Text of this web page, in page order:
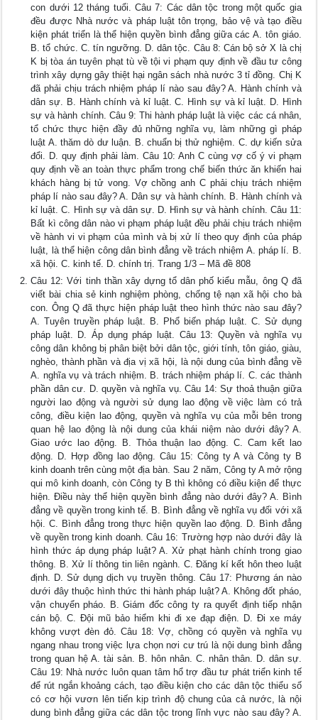
con dưới 12 tháng tuổi. Câu 7: Các dân tộc trong một quốc gia
đều được Nhà nước và pháp luật tôn trọng, bảo vệ và tạo điều
kiện phát triển là thể hiện quyền bình đẳng giữa các A. tôn giáo.
B. tổ chức. C. tín ngưỡng. D. dân tộc. Câu 8: Cán bộ sở X là chị
K bị tòa án tuyên phạt tù về tội vi phạm quy định về đầu tư công
trình xây dựng gây thiệt hại ngân sách nhà nước 3 tỉ đồng. Chị K
đã phải chịu trách nhiệm pháp lí nào sau đây? A. Hành chính và
dân sự. B. Hành chính và kỉ luật. C. Hình sự và kỉ luật. D. Hình
sự và hành chính. Câu 9: Thi hành pháp luật là việc các cá nhân,
tổ chức thực hiện đầy đủ những nghĩa vụ, làm những gì pháp
luật A. thăm dò dư luận. B. chuẩn bị thử nghiệm. C. dự kiến sửa
đổi. D. quy định phải làm. Câu 10: Anh C cùng vợ cố ý vi phạm
quy định về an toàn thực phẩm trong chế biến thức ăn khiến hai
khách hàng bị tử vong. Vợ chồng anh C phải chịu trách nhiệm
pháp lí nào sau đây? A. Dân sự và hành chính. B. Hành chính và
kỉ luật. C. Hình sự và dân sự. D. Hình sự và hành chính. Câu 11:
Bất kì công dân nào vi phạm pháp luật đều phải chịu trách nhiệm
về hành vi vi phạm của mình và bị xử lí theo quy định của pháp
luật, là thể hiện công dân bình đẳng về trách nhiệm A. pháp lí. B.
xã hội. C. kinh tế. D. chính trị. Trang 1/3 – Mã đề 808
Câu 12: Với tinh thần xây dựng tổ dân phố kiểu mẫu, ông Q đã
viết bài chia sẻ kinh nghiệm phòng, chống tệ nạn xã hội cho bà
con. Ông Q đã thực hiện pháp luật theo hình thức nào sau đây?
A. Tuyên truyền pháp luật. B. Phổ biến pháp luật. C. Sử dụng
pháp luật. D. Áp dụng pháp luật. Câu 13: Quyền và nghĩa vụ
công dân không bị phân biệt bởi dân tộc, giới tính, tôn giáo, giàu,
nghèo, thành phần và địa vị xã hội, là nội dung của bình đẳng về
A. nghĩa vụ và trách nhiệm. B. trách nhiệm pháp lí. C. các thành
phần dân cư. D. quyền và nghĩa vụ. Câu 14: Sự thoả thuận giữa
người lao động và người sử dụng lao động về việc làm có trả
công, điều kiện lao động, quyền và nghĩa vụ của mỗi bên trong
quan hệ lao động là nội dung của khái niệm nào dưới đây? A.
Giao ước lao động. B. Thỏa thuận lao động. C. Cam kết lao
động. D. Hợp đồng lao động. Câu 15: Công ty A và Công ty B
kinh doanh trên cùng một địa bàn. Sau 2 năm, Công ty A mở rộng
qui mô kinh doanh, còn Công ty B thì không có điều kiện để thực
hiện. Điều này thể hiện quyền bình đẳng nào dưới đây? A. Bình
đẳng về quyền trong kinh tế. B. Bình đẳng về nghĩa vụ đối với xã
hội. C. Bình đẳng trong thực hiện quyền lao động. D. Bình đẳng
về quyền trong kinh doanh. Câu 16: Trường hợp nào dưới đây là
hình thức áp dụng pháp luật? A. Xử phạt hành chính trong giao
thông. B. Xử lí thông tin liên ngành. C. Đăng kí kết hôn theo luật
định. D. Sử dụng dịch vụ truyền thông. Câu 17: Phương án nào
dưới đây thuộc hình thức thi hành pháp luật? A. Không đốt pháo,
vận chuyển pháo. B. Giám đốc công ty ra quyết định tiếp nhận
cán bộ. C. Đội mũ bảo hiểm khi đi xe đạp điện. D. Đi xe máy
không vượt đèn đỏ. Câu 18: Vợ, chồng có quyền và nghĩa vụ
ngang nhau trong việc lựa chọn nơi cư trú là nội dung bình đẳng
trong quan hệ A. tài sản. B. hôn nhân. C. nhân thân. D. dân sự.
Câu 19: Nhà nước luôn quan tâm hổ trợ đầu tư phát triển kinh tế
để rút ngắn khoảng cách, tạo điều kiện cho các dân tộc thiểu số
có cơ hội vươn lên tiến kịp trình độ chung của cả nước, là nội
dung bình đẳng giữa các dân tộc trong lĩnh vực nào sau đây? A.